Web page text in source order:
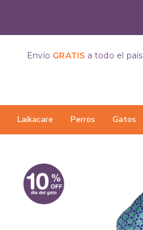
Laikacare Perros Gatos
Envío GRATIS a todo el país